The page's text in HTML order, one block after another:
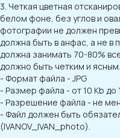
3. Четкая цветная
белом фоне, без углов и
фотографии не должен
должна быть в анфас, а не в
должна занимать 70-80%
должно быть четким и ясным.
- Формат файла - JPG
- Размер файла - от 10 Kb до
- Разрешение файла - не
- Файл должен быть
(IVANOV_IVAN_photo).